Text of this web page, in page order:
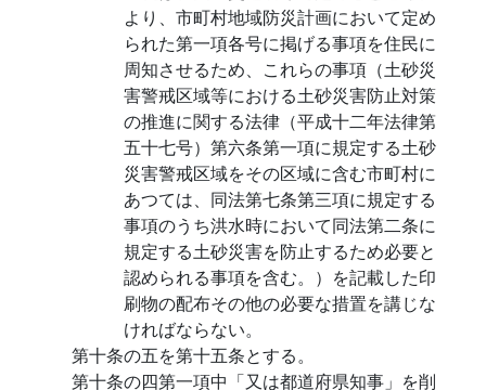
より、市町村地域防災計画において定め
られた第一項各号に掲げる事項を住民に
周知させるため、これらの事項（土砂災
害警戒区域等における土砂災害防止対策
の推進に関する法律（平成十二年法律第
五十七号）第六条第一項に規定する土砂
災害警戒区域をその区域に含む市町村に
あつては、同法第七条第三項に規定する
事項のうち洪水時において同法第二条に
規定する土砂災害を防止するため必要と
認められる事項を含む。）を記載した印
刷物の配布その他の必要な措置を講じな
ければならない。
第十条の五を第十五条とする。
第十条の四第一項中「又は都道府県知事」を削